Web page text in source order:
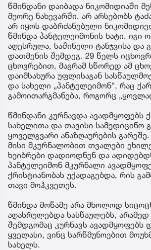
წმინდანი დაიბადა ნიკომიდიაში
მეორე ნახევარში. არ არსებობს
არ იყოს დაბრძანებული
წმინდა პანტელეიმონის ხატი. იგი
აღესრულა, საშინელი ტანჯვისა და
დათმენის შემდეგ. 29 წელს
ცხოვრებით, მაგრამ სწორედ ამ
დაიმსახურა უფლისაგან
და სახელი „პანტელეიმონ“, რაც
გამოითარგმანება, როგორც
წმინდანი კურნავდა ავადმყოფებს
სახელითა და თავისი სამედიცინო
ყოველგვარი ანაზღაურების
მისი მკურნალობით თვალები
ხეიბრები დადიოდნენ და
პანტელეიმონ მკურნალი
ქრისტიანობას უქადაგებდა, რის
თავი მოჰკვეთეს.
წმინდა მოწამე არა მხოლოდ
აღასრულებდა სასწაულებს,
შემდგომაც კურნავს ავადმყოფებს
ყველასი, ვინც სარწმუნოებით
სახელს.